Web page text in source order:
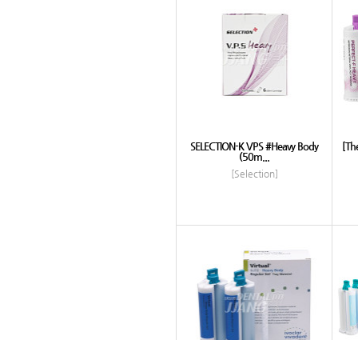
SELECTION-K VPS #Heavy Body
(50m...
[Selection]